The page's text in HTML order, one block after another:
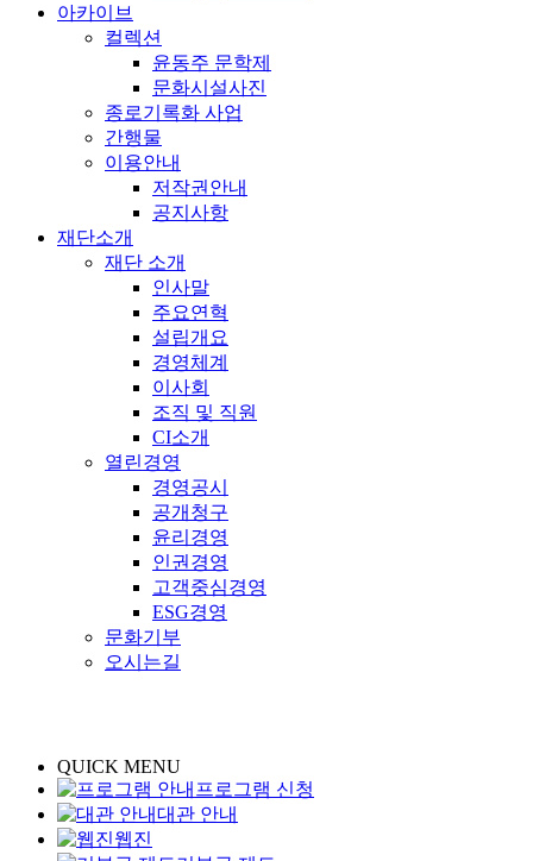
아카이브
컬렉션
윤동주 문학제
문화시설사진
종로기록화 사업
간행물
이용안내
저작권안내
공지사항
재단소개
재단 소개
인사말
주요연혁
설립개요
경영체계
이사회
조직 및 직원
CI소개
열린경영
경영공시
공개청구
윤리경영
인권경영
고객중심경영
ESG경영
문화기부
오시는길
QUICK MENU
프로그램 신청
대관 안내
웹진